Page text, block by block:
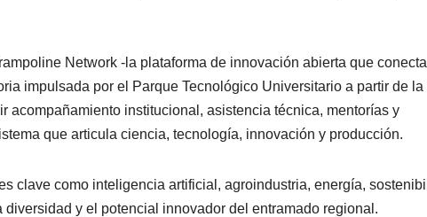
Network -la plataforma de innovación abierta que conecta
impulsada por el Parque Tecnológico Universitario a partir de la
acompañamiento institucional, asistencia técnica, mentorías y
que articula ciencia, tecnología, innovación y producción.
clave como inteligencia artificial, agroindustria, energía,
y el potencial innovador del entramado regional.